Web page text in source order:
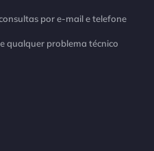
por e-mail e telefone
qualquer problema técnico